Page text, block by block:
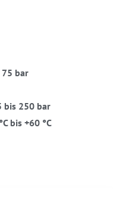
75 bar
bis 250 bar
bis +60 °C